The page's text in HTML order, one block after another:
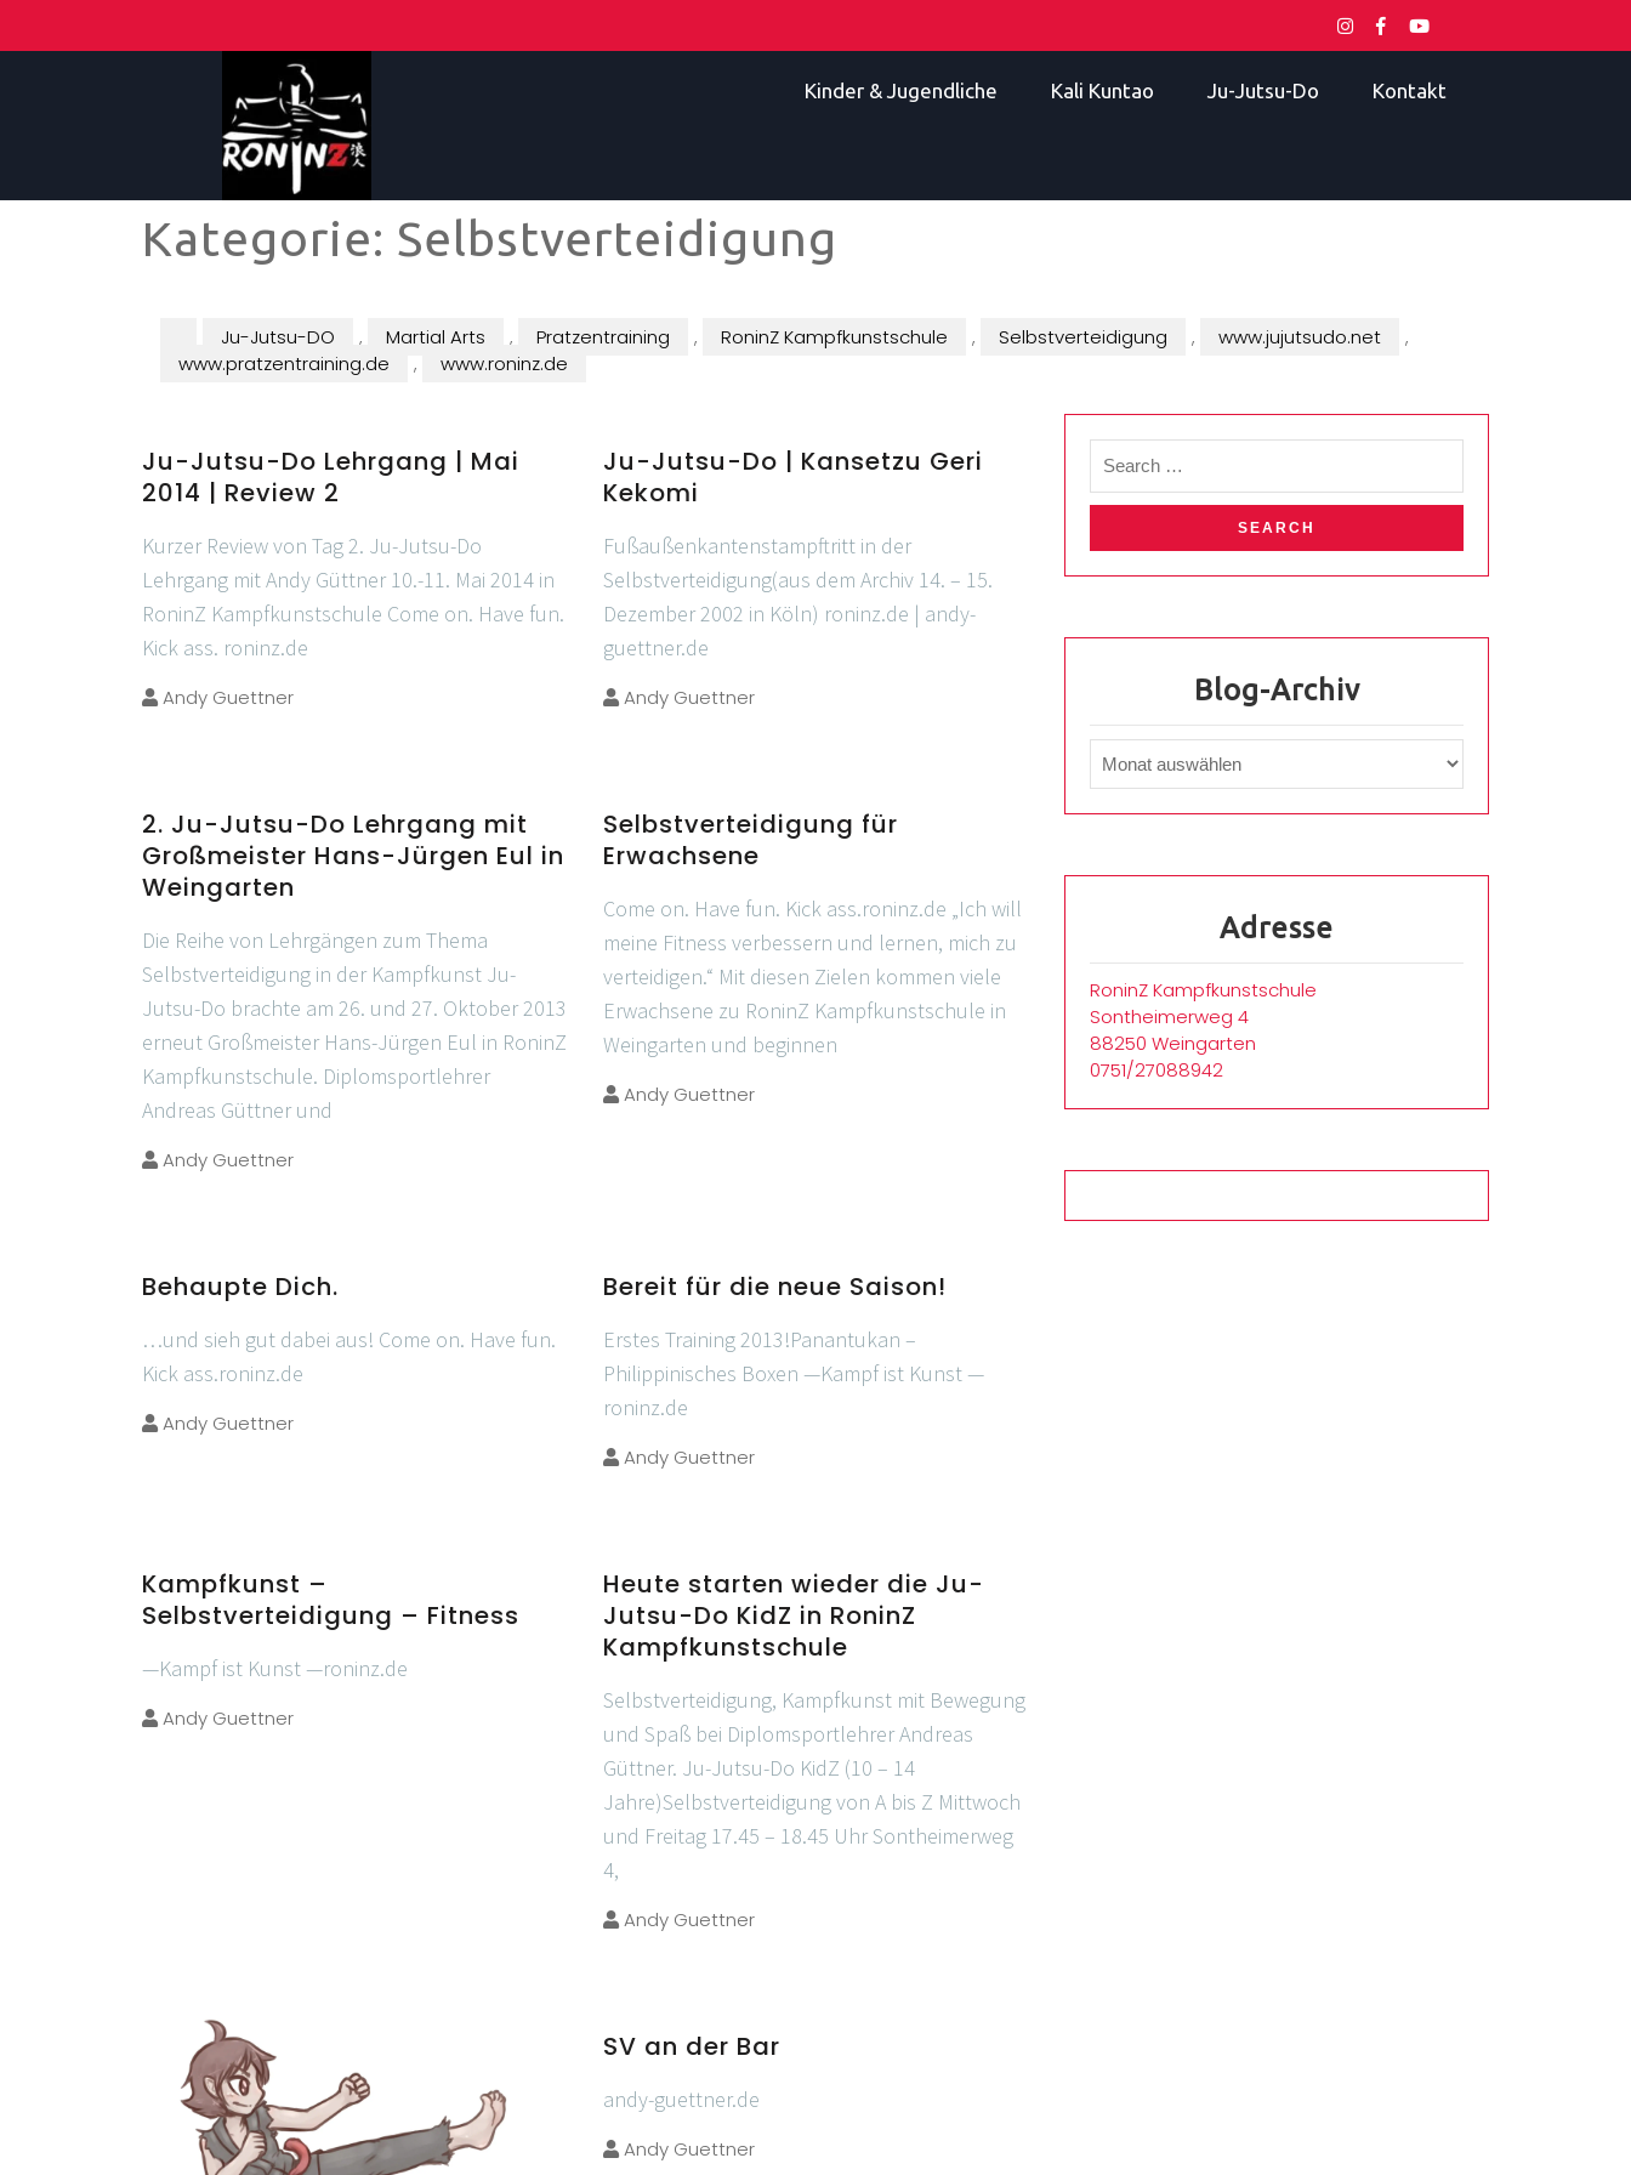
Kinder & Jugendliche Kali Kuntao Ju-Jutsu-Do Kontakt
Kategorie: Selbstverteidigung
Ju-Jutsu-DO , Martial Arts , Pratzentraining , RoninZ Kampfkunstschule , Selbstverteidigung , www.jujutsudo.net
,
www.pratzentraining.de
, www.roninz.de
Ju-Jutsu-Do Lehrgang | Mai
2014 | Review 2
Kurzer Review von Tag 2. Ju-Jutsu-Do
Lehrgang mit Andy Güttner 10.-11. Mai 2014 in
RoninZ Kampfkunstschule Come on. Have fun.
Kick ass. roninz.de
Andy Guettner
Ju-Jutsu-Do | Kansetzu Geri
Kekomi
Fußaußenkantenstampftritt in der
Selbstverteidigung(aus dem Archiv 14. – 15.
Dezember 2002 in Köln) roninz.de | andy-
guettner.de
Andy Guettner
2. Ju-Jutsu-Do Lehrgang mit
Großmeister Hans-Jürgen Eul in
Weingarten
Die Reihe von Lehrgängen zum Thema
Selbstverteidigung in der Kampfkunst Ju-
Jutsu-Do brachte am 26. und 27. Oktober 2013
erneut Großmeister Hans-Jürgen Eul in RoninZ
Kampfkunstschule. Diplomsportlehrer
Andreas Güttner und
Andy Guettner
Selbstverteidigung für
Erwachsene
Come on. Have fun. Kick ass.roninz.de „Ich will
meine Fitness verbessern und lernen, mich zu
verteidigen.“ Mit diesen Zielen kommen viele
Erwachsene zu RoninZ Kampfkunstschule in
Weingarten und beginnen
Andy Guettner
Behaupte Dich.
…und sieh gut dabei aus! Come on. Have fun.
Kick ass.roninz.de
Andy Guettner
Bereit für die neue Saison!
Erstes Training 2013!Panantukan –
Philippinisches Boxen —Kampf ist Kunst —
roninz.de
Andy Guettner
Kampfkunst –
Selbstverteidigung – Fitness
—Kampf ist Kunst —roninz.de
Andy Guettner
Heute starten wieder die Ju-
Jutsu-Do KidZ in RoninZ
Kampfkunstschule
Selbstverteidigung, Kampfkunst mit Bewegung
und Spaß bei Diplomsportlehrer Andreas
Güttner. Ju-Jutsu-Do KidZ (10 – 14
Jahre)Selbstverteidigung von A bis Z Mittwoch
und Freitag 17.45 – 18.45 Uhr Sontheimerweg
4,
Andy Guettner
SV an der Bar
andy-guettner.de
Andy Guettner
Blog-Archiv
Adresse
RoninZ Kampfkunstschule
Sontheimerweg 4
88250 Weingarten
0751/27088942